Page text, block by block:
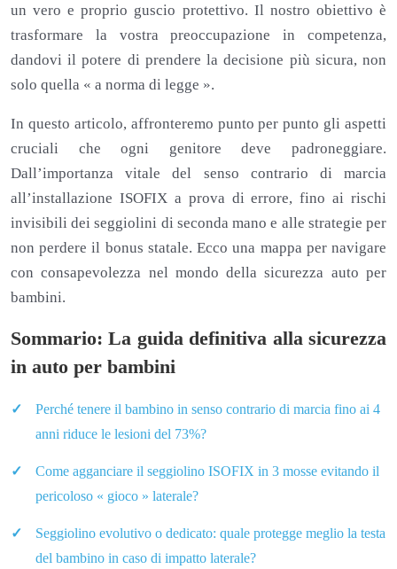
un vero e proprio guscio protettivo. Il nostro obiettivo è
trasformare la vostra preoccupazione in competenza,
dandovi il potere di prendere la decisione più sicura, non
solo quella « a norma di legge ».
In questo articolo, affronteremo punto per punto gli aspetti
cruciali che ogni genitore deve padroneggiare.
Dall’importanza vitale del senso contrario di marcia
all’installazione ISOFIX a prova di errore, fino ai rischi
invisibili dei seggiolini di seconda mano e alle strategie per
non perdere il bonus statale. Ecco una mappa per navigare
con consapevolezza nel mondo della sicurezza auto per
bambini.
Sommario: La guida definitiva alla sicurezza
in auto per bambini
Perché tenere il bambino in senso contrario di marcia fino ai 4
anni riduce le lesioni del 73%?
Come agganciare il seggiolino ISOFIX in 3 mosse evitando il
pericoloso « gioco » laterale?
Seggiolino evolutivo o dedicato: quale protegge meglio la testa
del bambino in caso di impatto laterale?